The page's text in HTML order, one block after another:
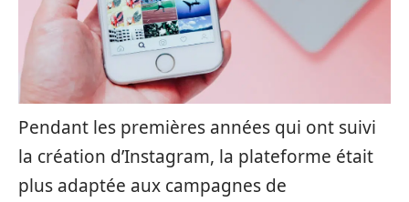
Pendant les premières années qui ont suivi
la création d’Instagram, la plateforme était
plus adaptée aux campagnes de